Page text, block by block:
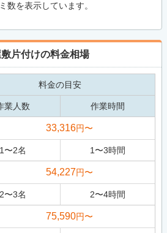
数を表示しています。
片付けの料金相場
料金の目安
業人数 作業時間
33,316円〜
1〜2名 1〜3時間
54,227円〜
2〜3名 2〜4時間
75,590円〜